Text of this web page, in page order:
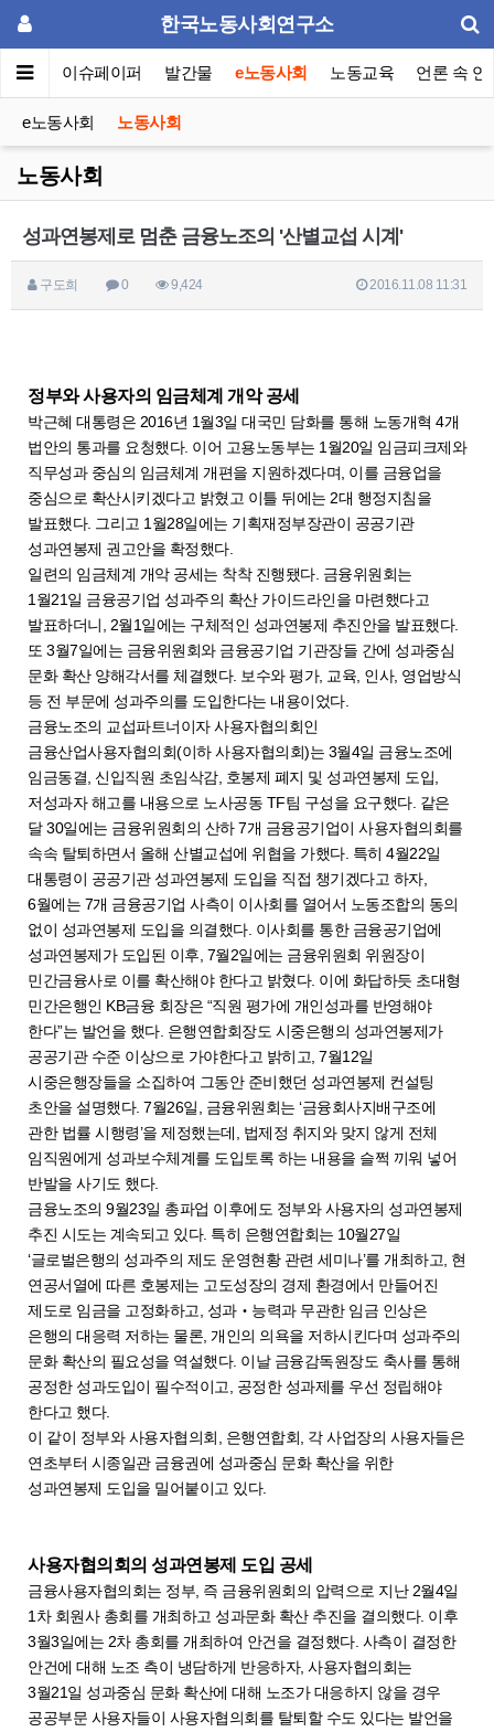
한국노동사회연구소
포럼 이슈페이퍼 발간물 e노동사회 노동교육 언론 속 연
e노동사회 노동사회
노동사회
성과연봉제로 멈춘 금융노조의 '산별교섭 시계'
구도희 0 9,424 2016.11.08 11:31
정부와 사용자의 임금체계 개악 공세
박근혜 대통령은 2016년 1월3일 대국민 담화를 통해 노동개혁 4개
법안의 통과를 요청했다. 이어 고용노동부는 1월20일 임금피크제와
직무성과 중심의 임금체계 개편을 지원하겠다며, 이를 금융업을
중심으로 확산시키겠다고 밝혔고 이틀 뒤에는 2대 행정지침을
발표했다. 그리고 1월28일에는 기획재정부장관이 공공기관
성과연봉제 권고안을 확정했다.
일련의 임금체계 개악 공세는 착착 진행됐다. 금융위원회는
1월21일 금융공기업 성과주의 확산 가이드라인을 마련했다고
발표하더니, 2월1일에는 구체적인 성과연봉제 추진안을 발표했다.
또 3월7일에는 금융위원회와 금융공기업 기관장들 간에 성과중심
문화 확산 양해각서를 체결했다. 보수와 평가, 교육, 인사, 영업방식
등 전 부문에 성과주의를 도입한다는 내용이었다.
금융노조의 교섭파트너이자 사용자협의회인
금융산업사용자협의회(이하 사용자협의회)는 3월4일 금융노조에
임금동결, 신입직원 초임삭감, 호봉제 폐지 및 성과연봉제 도입,
저성과자 해고를 내용으로 노사공동 TF팀 구성을 요구했다. 같은
달 30일에는 금융위원회의 산하 7개 금융공기업이 사용자협의회를
속속 탈퇴하면서 올해 산별교섭에 위협을 가했다. 특히 4월22일
대통령이 공공기관 성과연봉제 도입을 직접 챙기겠다고 하자,
6월에는 7개 금융공기업 사측이 이사회를 열어서 노동조합의 동의
없이 성과연봉제 도입을 의결했다. 이사회를 통한 금융공기업에
성과연봉제가 도입된 이후, 7월2일에는 금융위원회 위원장이
민간금융사로 이를 확산해야 한다고 밝혔다. 이에 화답하듯 초대형
민간은행인 KB금융 회장은 “직원 평가에 개인성과를 반영해야
한다”는 발언을 했다. 은행연합회장도 시중은행의 성과연봉제가
공공기관 수준 이상으로 가야한다고 밝히고, 7월12일
시중은행장들을 소집하여 그동안 준비했던 성과연봉제 컨설팅
초안을 설명했다. 7월26일, 금융위원회는 ‘금융회사지배구조에
관한 법률 시행령’을 제정했는데, 법제정 취지와 맞지 않게 전체
임직원에게 성과보수체계를 도입토록 하는 내용을 슬쩍 끼워 넣어
반발을 사기도 했다.
금융노조의 9월23일 총파업 이후에도 정부와 사용자의 성과연봉제
추진 시도는 계속되고 있다. 특히 은행연합회는 10월27일
‘글로벌은행의 성과주의 제도 운영현황 관련 세미나’를 개최하고, 현
연공서열에 따른 호봉제는 고도성장의 경제 환경에서 만들어진
제도로 임금을 고정화하고, 성과‧능력과 무관한 임금 인상은
은행의 대응력 저하는 물론, 개인의 의욕을 저하시킨다며 성과주의
문화 확산의 필요성을 역설했다. 이날 금융감독원장도 축사를 통해
공정한 성과도입이 필수적이고, 공정한 성과제를 우선 정립해야
한다고 했다.
이 같이 정부와 사용자협의회, 은행연합회, 각 사업장의 사용자들은
연초부터 시종일관 금융권에 성과중심 문화 확산을 위한
성과연봉제 도입을 밀어붙이고 있다.
사용자협의회의 성과연봉제 도입 공세
금융사용자협의회는 정부, 즉 금융위원회의 압력으로 지난 2월4일
1차 회원사 총회를 개최하고 성과문화 확산 추진을 결의했다. 이후
3월3일에는 2차 총회를 개최하여 안건을 결정했다. 사측이 결정한
안건에 대해 노조 측이 냉담하게 반응하자, 사용자협의회는
3월21일 성과중심 문화 확산에 대해 노조가 대응하지 않을 경우
공공부문 사용자들이 사용자협의회를 탈퇴할 수도 있다는 발언을